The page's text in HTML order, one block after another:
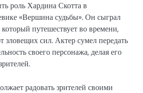
роль Хардина Скотта в
«Вершина судьбы». Он сыграл
который путешествует во времени,
зловещих сил. Актер сумел передать
своего персонажа, делая его
радовать зрителей своими